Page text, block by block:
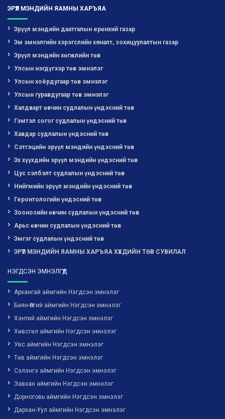
ЭРҮҮЛ МЭНДИЙН ЯАМНЫ ХАРЪЯА
Эрүүл мэндийн даатгалын ерөнхий газар
Эм эмнэлгийн хэрэгслийн хяналт, зохицуулалтын газар
Эрүүл мэндийн хөгжлийн төв
Улсын нэгдүгээр төв эмнэлэг
Улсын хоёрдугаар төв эмнэлэг
Улсын гуравдугаар төв эмнэлэг
Халдварт өвчин судлалын үндэсний төв
Гэмтэл согог судлалын үндэсний төв
Хавдар судлалын үндэсний төв
Сэтгэцийн эрүүл мэндийн үндэсний төв
Эх хүүхдийн эрүүл мэндийн үндэсний төв
Цус сэлбэлт судлалын үндэсний төв
Нийгмийн эрүүл мэндийн үндэсний төв
Геронтологийн үндэсний төв
Зоонозийн өвчин судлалын үндэсний төв
Арьс өвчин судлалын үндэсний төв
Эмгэг судлалын үндэсний төв
ЭРҮҮЛ МЭНДИЙН ЯАМНЫ ХАРЪЯА ХҮҮХДИЙН ТӨВ СУВИЛАЛ
НЭГДСЭН ЭМНЭЛГҮҮД
Архангай аймгийн Нэгдсэн эмнэлэг
Баян-Өлгий аймгийн Нэгдсэн эмнэлэг
Хэнтий аймгийн Нэгдсэн эмнэлэг
Хөвсгөл аймгийн Нэгдсэн эмнэлэг
Увс аймгийн Нэгдсэн эмнэлэг
Төв аймгийн Нэгдсэн эмнэлэг
Сэлэнгэ аймгийн Нэгдсэн эмнэлэг
Завхан аймгийн Нэгдсэн эмнэлэг
Дорноговь аймгийн Нэгдсэн эмнэлэг
Дархан-Уул аймгийн Нэгдсэн эмнэлэг